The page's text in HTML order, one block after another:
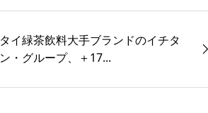
タイ緑茶飲料大手ブランドのイチタ
ン・グループ、＋17...